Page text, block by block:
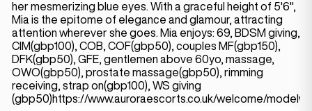
her mesmerizing blue eyes. With a graceful height of 5'6",
Mia is the epitome of elegance and glamour, attracting
attention wherever she goes. Mia enjoys: 69, BDSM giving,
CIM(gbp100), COB, COF(gbp50), couples MF(gbp150),
DFK(gbp50), GFE, gentlemen above 60yo, massage,
OWO(gbp50), prostate massage(gbp50), rimming
receiving, strap on(gbp100), WS giving
(gbp50)https://www.auroraescorts.co.uk/welcome/